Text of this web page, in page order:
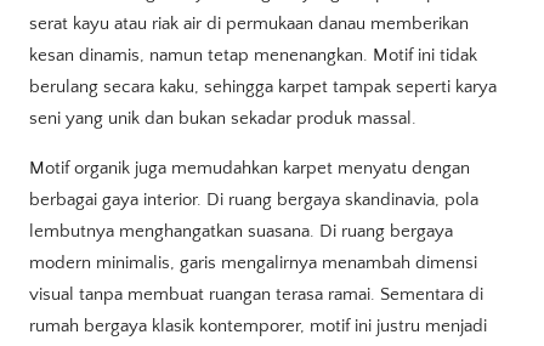
serat kayu atau riak air di permukaan danau memberikan
kesan dinamis, namun tetap menenangkan. Motif ini tidak
berulang secara kaku, sehingga karpet tampak seperti karya
seni yang unik dan bukan sekadar produk massal.
Motif organik juga memudahkan karpet menyatu dengan
berbagai gaya interior. Di ruang bergaya skandinavia, pola
lembutnya menghangatkan suasana. Di ruang bergaya
modern minimalis, garis mengalirnya menambah dimensi
visual tanpa membuat ruangan terasa ramai. Sementara di
rumah bergaya klasik kontemporer, motif ini justru menjadi